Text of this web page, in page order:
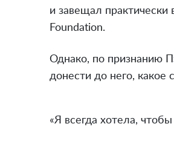
и завещал практически
Foundation.
Однако, по признанию
донести до него, какое
«Я всегда хотела,